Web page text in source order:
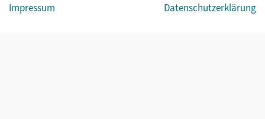
Impressum Datenschutzerklärung